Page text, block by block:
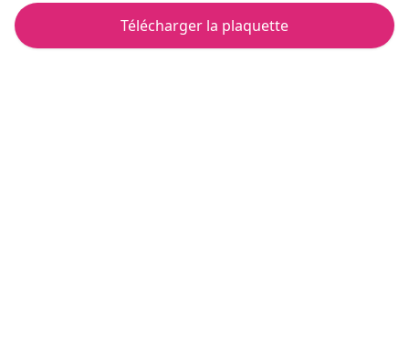
Télécharger la plaquette